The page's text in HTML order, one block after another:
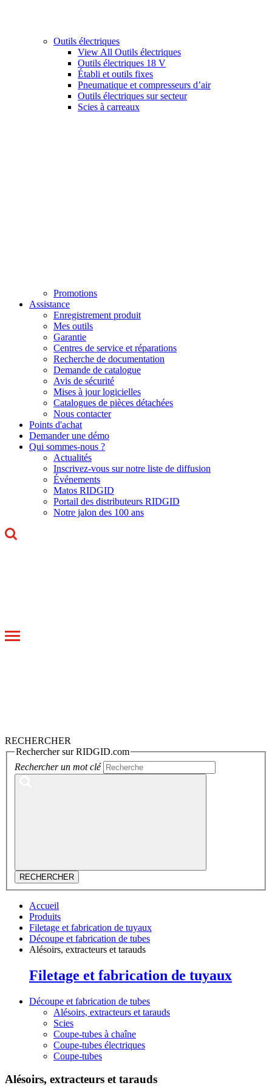
Outils électriques
View All Outils électriques
Outils électriques 18 V
Établi et outils fixes
Pneumatique et compresseurs d’air
Outils électriques sur secteur
Scies à carreaux
Promotions
Assistance
Enregistrement produit
Mes outils
Garantie
Centres de service et réparations
Recherche de documentation
Demande de catalogue
Avis de sécurité
Mises à jour logicielles
Catalogues de pièces détachées
Nous contacter
Points d'achat
Demander une démo
Qui sommes-nous ?
Actualités
Inscrivez-vous sur notre liste de diffusion
Événements
Matos RIDGID
Portail des distributeurs RIDGID
Notre jalon des 100 ans
Toggle
RECHERCHER
Rechercher sur RIDGID.com
Rechercher un mot clé
RECHERCHER
Accueil
Produits
Filetage et fabrication de tuyaux
Découpe et fabrication de tubes
Alésoirs, extracteurs et tarauds
Filetage et fabrication de tuyaux
Découpe et fabrication de tubes
Alésoirs, extracteurs et tarauds
Scies
Coupe-tubes à chaîne
Coupe-tubes électriques
Coupe-tubes
Alésoirs, extracteurs et tarauds